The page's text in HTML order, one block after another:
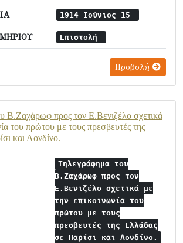
1914 Ιούνιος 15
Επιστολή
Προβολή
Β.Ζαχάρωφ προς τον Ε.Βενιζέλο σχετικά
του πρώτου με τους πρεσβευτές της
και Λονδίνο.
Τηλεγράφημα του
Β.Ζαχάρωφ προς τον
Ε.Βενιζέλο σχετικά με
την επικοινωνία του
πρώτου με τους
πρεσβευτές της Ελλάδας
σε Παρίσι και Λονδίνο.